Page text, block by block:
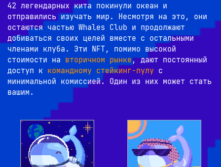
42 легендарных кита покинули океан и
отправились изучать мир. Несмотря на это, они
остаются частью Whales Club и продолжают
добиваться своих целей вместе с остальными
членами клуба. Эти NFT, помимо высокой
стоимости на вторичном рынке, дают постоянный
доступ к командному стейкинг-пулу с
минимальной комиссией. Один из них может стать
вашим.